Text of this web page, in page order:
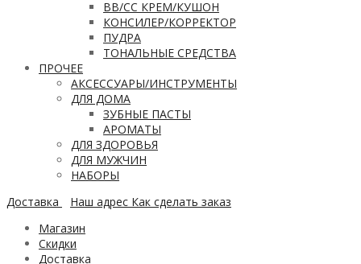
ВВ/CC КРЕМ/КУШОН
КОНСИЛЕР/КОРРЕКТОР
ПУДРА
ТОНАЛЬНЫЕ СРЕДСТВА
ПРОЧЕЕ
АКСЕССУАРЫ/ИНСТРУМЕНТЫ
ДЛЯ ДОМА
ЗУБНЫЕ ПАСТЫ
АРОМАТЫ
ДЛЯ ЗДОРОВЬЯ
ДЛЯ МУЖЧИН
НАБОРЫ
Доставка
Наш адрес Как сделать заказ
Магазин
Скидки
Доставка